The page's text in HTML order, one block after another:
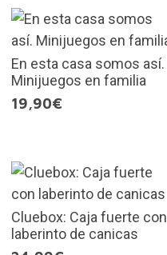
En esta casa somos así.
Minijuegos en familia
19,90€
Cluebox: Caja fuerte con
laberinto de canicas